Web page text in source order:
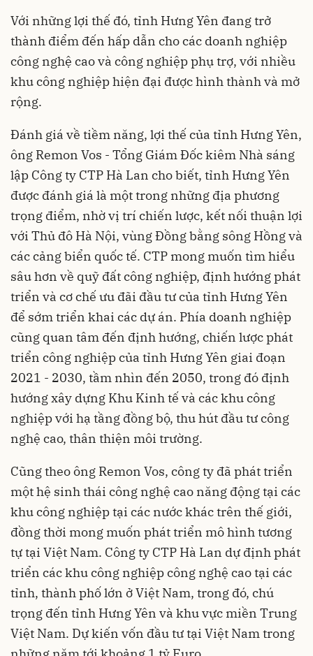
Với những lợi thế đó, tỉnh Hưng Yên đang trở
thành điểm đến hấp dẫn cho các doanh nghiệp
công nghệ cao và công nghiệp phụ trợ, với nhiều
khu công nghiệp hiện đại được hình thành và mở
rộng.
Đánh giá về tiềm năng, lợi thế của tỉnh Hưng Yên,
ông Remon Vos - Tổng Giám Đốc kiêm Nhà sáng
lập Công ty CTP Hà Lan cho biết, tỉnh Hưng Yên
được đánh giá là một trong những địa phương
trọng điểm, nhờ vị trí chiến lược, kết nối thuận lợi
với Thủ đô Hà Nội, vùng Đồng bằng sông Hồng và
các cảng biển quốc tế. CTP mong muốn tìm hiểu
sâu hơn về quỹ đất công nghiệp, định hướng phát
triển và cơ chế ưu đãi đầu tư của tỉnh Hưng Yên
để sớm triển khai các dự án. Phía doanh nghiệp
cũng quan tâm đến định hướng, chiến lược phát
triển công nghiệp của tỉnh Hưng Yên giai đoạn
2021 - 2030, tầm nhìn đến 2050, trong đó định
hướng xây dựng Khu Kinh tế và các khu công
nghiệp với hạ tầng đồng bộ, thu hút đầu tư công
nghệ cao, thân thiện môi trường.
Cũng theo ông Remon Vos, công ty đã phát triển
một hệ sinh thái công nghệ cao năng động tại các
khu công nghiệp tại các nước khác trên thế giới,
đồng thời mong muốn phát triển mô hình tương
tự tại Việt Nam. Công ty CTP Hà Lan dự định phát
triển các khu công nghiệp công nghệ cao tại các
tỉnh, thành phố lớn ở Việt Nam, trong đó, chú
trọng đến tỉnh Hưng Yên và khu vực miền Trung
Việt Nam. Dự kiến vốn đầu tư tại Việt Nam trong